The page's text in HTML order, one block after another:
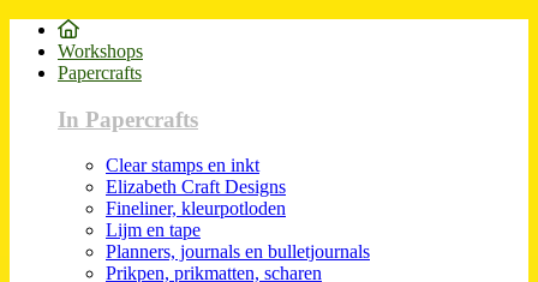
Workshops
Papercrafts
In Papercrafts
Clear stamps en inkt
Elizabeth Craft Designs
Fineliner, kleurpotloden
Lijm en tape
Planners, journals en bulletjournals
Prikpen, prikmatten, scharen